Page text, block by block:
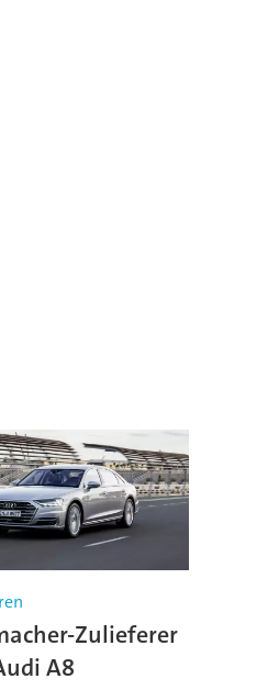
Zulieferer
A8